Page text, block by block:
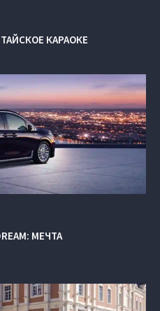
КАРАОКЕ
МЕЧТА